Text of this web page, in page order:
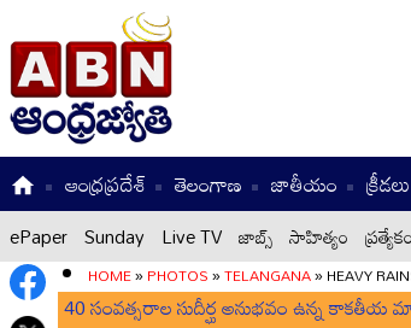
ఆంధ్రప్రదేశ్ తెలంగాణ జాతీయం క్రీడలు
ePaper Sunday Live TV జాబ్స్ సాహిత్యం ప్రత్యేకం
HOME»PHOTOS»TELANGANA»HEAVY
40 సంవత్సరాల సుదీర్ఘ అనుభవం ఉన్న కాకతీయ